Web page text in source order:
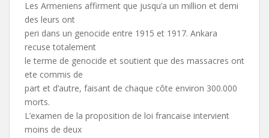
Les Armeniens affirment que jusqu’a un million et demi
des leurs ont
peri dans un genocide entre 1915 et 1917. Ankara
recuse totalement
le terme de genocide et soutient que des massacres ont
ete commis de
part et d’autre, faisant de chaque côte environ 300.000
morts.
L’examen de la proposition de loi francaise intervient
moins de deux